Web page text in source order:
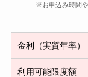
※お申込み時間
金利（実質年率）
利用可能限度額